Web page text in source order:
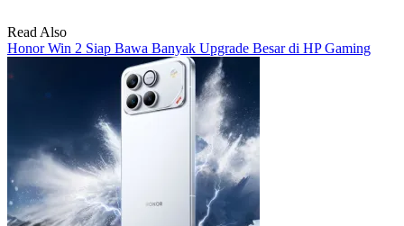
Read Also
Honor Win 2 Siap Bawa Banyak Upgrade Besar di HP Gaming